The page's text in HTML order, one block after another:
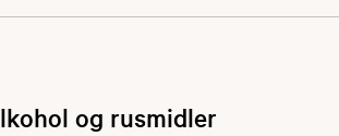
og rusmidler